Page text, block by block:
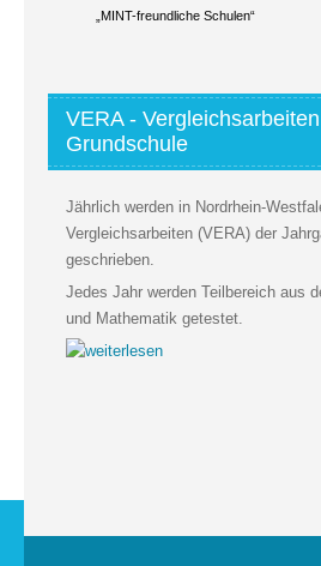
„MINT-freundliche Schulen“
VERA -
Grundschule
Jährlich werden in Nordrhein-
Vergleichsarbeiten (VERA) der
geschrieben.
Jedes Jahr werden Teilbereich aus
und Mathematik getestet.